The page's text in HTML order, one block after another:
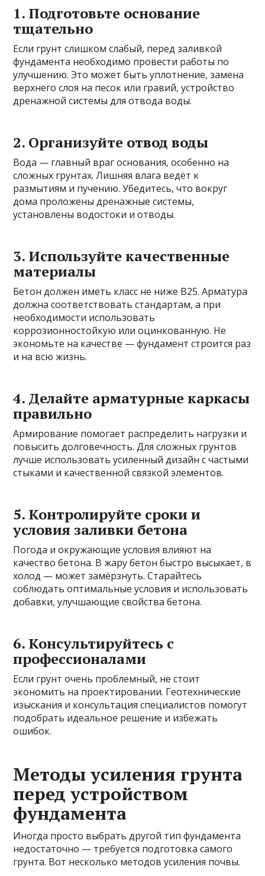
1. Подготовьте основание
тщательно
Если грунт слишком слабый, перед заливкой
фундамента необходимо провести работы по
улучшению. Это может быть уплотнение, замена
верхнего слоя на песок или гравий, устройство
дренажной системы для отвода воды.
2. Организуйте отвод воды
Вода — главный враг основания, особенно на
сложных грунтах. Лишняя влага ведёт к
размытиям и пучению. Убедитесь, что вокруг
дома проложены дренажные системы,
установлены водостоки и отводы.
3. Используйте качественные
материалы
Бетон должен иметь класс не ниже В25. Арматура
должна соответствовать стандартам, а при
необходимости использовать
коррозионностойкую или оцинкованную. Не
экономьте на качестве — фундамент строится раз
и на всю жизнь.
4. Делайте арматурные каркасы
правильно
Армирование помогает распределить нагрузки и
повысить долговечность. Для сложных грунтов
лучше использовать усиленный дизайн с частыми
стыками и качественной связкой элементов.
5. Контролируйте сроки и
условия заливки бетона
Погода и окружающие условия влияют на
качество бетона. В жару бетон быстро высыхает, в
холод — может замёрзнуть. Старайтесь
соблюдать оптимальные условия и использовать
добавки, улучшающие свойства бетона.
6. Консультируйтесь с
профессионалами
Если грунт очень проблемный, не стоит
экономить на проектировании. Геотехнические
изыскания и консультация специалистов помогут
подобрать идеальное решение и избежать
ошибок.
Методы усиления грунта
перед устройством
фундамента
Иногда просто выбрать другой тип фундамента
недостаточно — требуется подготовка самого
грунта. Вот несколько методов усиления почвы.